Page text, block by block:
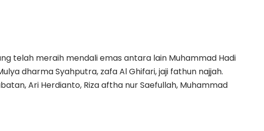
telah meraih mendali emas antara lain Muhammad Hadi
dharma Syahputra, zafa Al Ghifari, jaji fathun najjah.
Ari Herdianto, Riza aftha nur Saefullah, Muhammad